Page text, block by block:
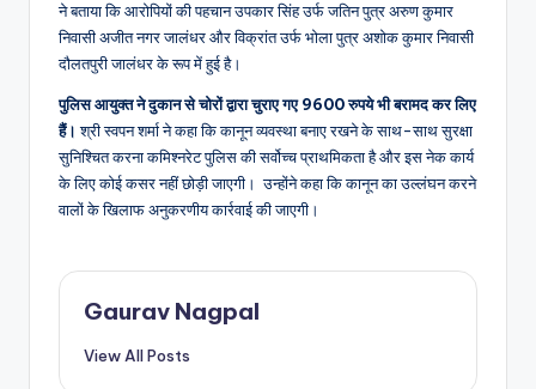
ने बताया कि आरोपियों की पहचान उपकार सिंह उर्फ ​​जतिन पुत्र अरुण कुमार
निवासी अजीत नगर जालंधर और विक्रांत उर्फ ​​भोला पुत्र अशोक कुमार निवासी
दौलतपुरी जालंधर के रूप में हुई है।
पुलिस आयुक्त ने दुकान से चोरों द्वारा चुराए गए 9600 रुपये भी बरामद कर लिए
हैं। श्री स्वपन शर्मा ने कहा कि कानून व्यवस्था बनाए रखने के साथ-साथ सुरक्षा
सुनिश्चित करना कमिश्नरेट पुलिस की सर्वोच्च प्राथमिकता है और इस नेक कार्य
के लिए कोई कसर नहीं छोड़ी जाएगी। उन्होंने कहा कि कानून का उल्लंघन करने
वालों के खिलाफ अनुकरणीय कार्रवाई की जाएगी।
Gaurav Nagpal
View All Posts